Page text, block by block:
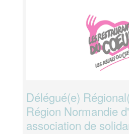
Délégué(e)
Région Normandie
association de